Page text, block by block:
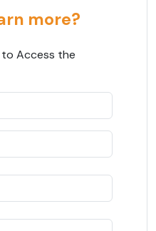
more?
Access the